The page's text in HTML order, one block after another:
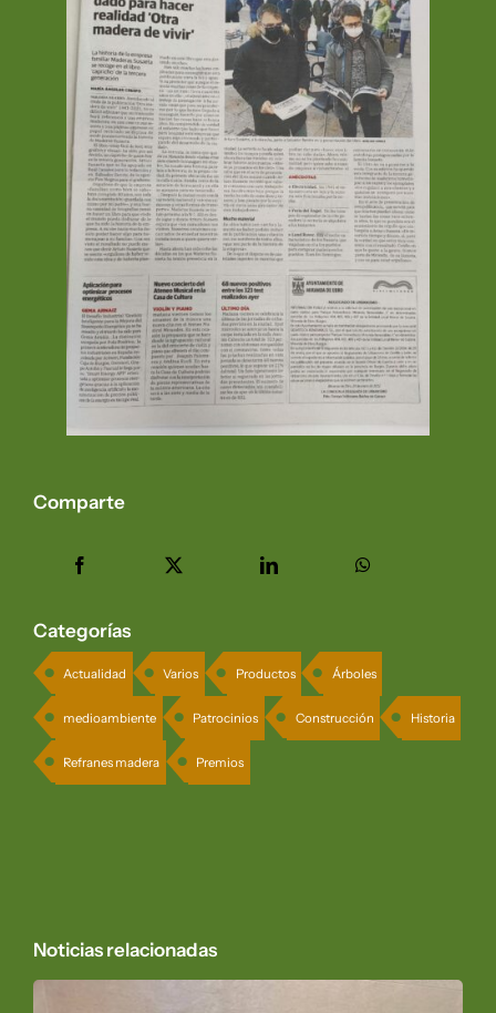
Comparte
Categorías
Actualidad Varios Productos Árboles
medioambiente Patrocinios Construcción Historia
Refranes madera Premios
Noticias relacionadas